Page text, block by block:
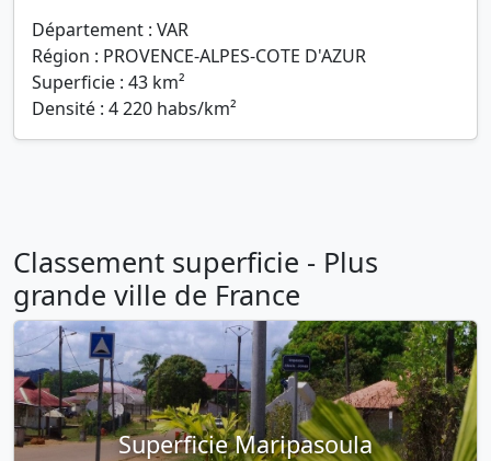
Département : VAR
Région : PROVENCE-ALPES-COTE D'AZUR
Superficie : 43 km²
Densité : 4 220 habs/km²
Classement superficie - Plus
grande ville de France
Superficie Maripasoula